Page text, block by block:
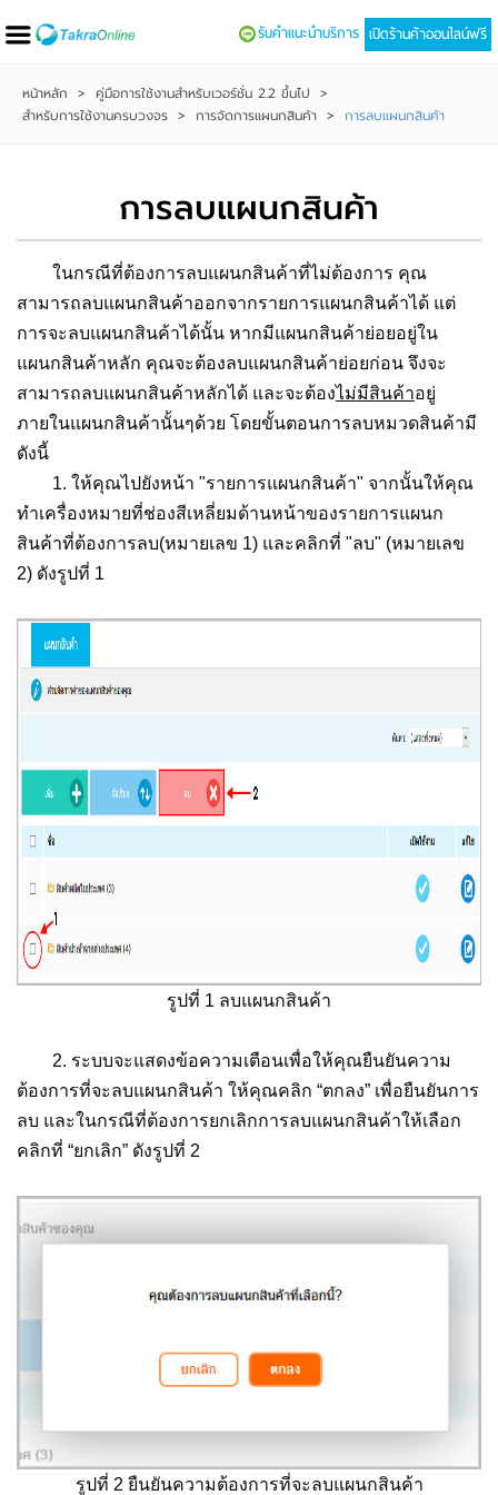
เปิดร้านค้าออนไลน์ฟรี
รับคำแนะนำบริการ
หน้าหลัก > คู่มือการใช้งานสำหรับเวอร์ชั่น 2.2 ขึ้นไป >
สำหรับการใช้งานครบวงจร > การจัดการแผนกสินค้า > การลบแผนกสินค้า
การลบแผนกสินค้า
ในกรณีที่ต้องการลบแผนกสินค้าที่ไม่ต้องการ คุณ
สามารถลบแผนกสินค้าออกจากรายการแผนกสินค้าได้ แต่
การจะลบแผนกสินค้าได้นั้น หากมีแผนกสินค้าย่อยอยู่ใน
แผนกสินค้าหลัก คุณจะต้องลบแผนกสินค้าย่อยก่อน จึงจะ
สามารถลบแผนกสินค้าหลักได้ และจะต้องไม่มีสินค้าอยู่
ภายในแผนกสินค้านั้นๆด้วย โดยขั้นตอนการลบหมวดสินค้ามี
ดังนี้
1. ให้คุณไปยังหน้า "รายการแผนกสินค้า" จากนั้นให้คุณ
ทำเครื่องหมายที่ช่องสีเหลี่ยมด้านหน้าของรายการแผนก
สินค้าที่ต้องการลบ(หมายเลข 1) และคลิกที่ "ลบ" (หมายเลข
2) ดังรูปที่ 1
รูปที่ 1 ลบแผนกสินค้า
2. ระบบจะแสดงข้อความเตือนเพื่อให้คุณยืนยันความ
ต้องการที่จะลบแผนกสินค้า ให้คุณคลิก “ตกลง” เพื่อยืนยันการ
ลบ และในกรณีที่ต้องการยกเลิกการลบแผนกสินค้าให้เลือก
คลิกที่ “ยกเลิก” ดังรูปที่ 2
รูปที่ 2 ยืนยันความต้องการที่จะลบแผนกสินค้า